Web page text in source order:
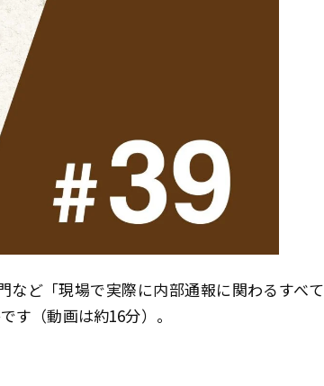
ど「現場で実際に内部通報に関わるすべて
す（動画は約16分）。